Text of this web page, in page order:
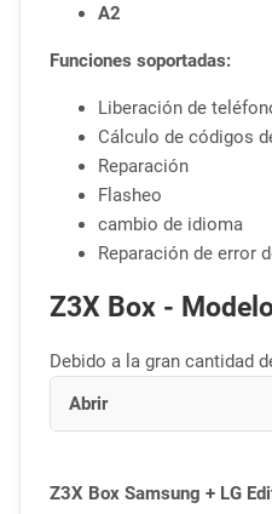
A2
Funciones soportadas:
Liberación de
Cálculo de códigos
Reparación
Flasheo
cambio de idioma
Reparación de error
Z3X Box -
Debido a la gran cantidad
Abrir
Z3X Box Samsung + LG